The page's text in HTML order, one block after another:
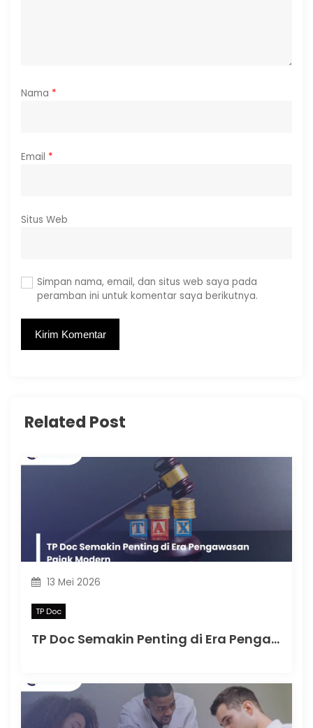
Nama *
Email *
Situs Web
Simpan nama, email, dan situs web saya pada
peramban ini untuk komentar saya berikutnya.
Related Post
13 Mei 2026
TP Doc
TP Doc Semakin Penting di Era Pengawasan Pajak Modern